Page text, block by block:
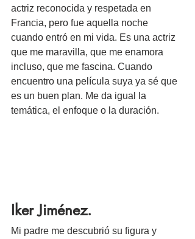
actriz reconocida y respetada en
Francia, pero fue aquella noche
cuando entró en mi vida. Es una actriz
que me maravilla, que me enamora
incluso, que me fascina. Cuando
encuentro una película suya ya sé que
es un buen plan. Me da igual la
temática, el enfoque o la duración.
Iker Jiménez.
Mi padre me descubrió su figura y